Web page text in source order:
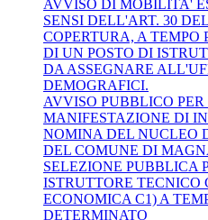
AVVISO DI MOBILITA'
SENSI DELL'ART. 30
COPERTURA, A TEMPO
DI UN POSTO DI
DA ASSEGNARE
DEMOGRAFICI.
AVVISO PUBBLICO
MANIFESTAZIONE DI
NOMINA DEL NUCLEO
DEL COMUNE DI
SELEZIONE PUBBLICA
ISTRUTTORE TECNICO
ECONOMICA C1) A
DETERMINATO